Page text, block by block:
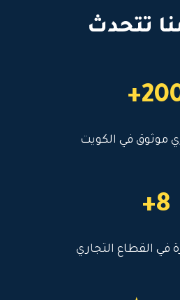
تتحدث
موثوق في الكويت
8+
في القطاع التجاري